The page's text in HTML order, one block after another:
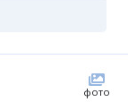
фото